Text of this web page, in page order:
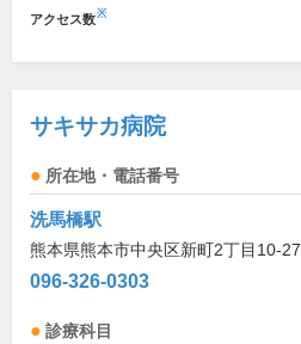
アクセス数※
サキサカ病院
所在地・電話番号
洗馬橋駅
熊本県熊本市中央区新町2丁目10-27
096-326-0303
診療科目